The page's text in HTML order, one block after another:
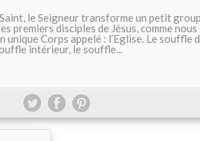
le Seigneur transforme un petit
premiers disciples de Jésus, comme nous
unique Corps appelé : l’Eglise. Le souffle
intérieur, le souffle...